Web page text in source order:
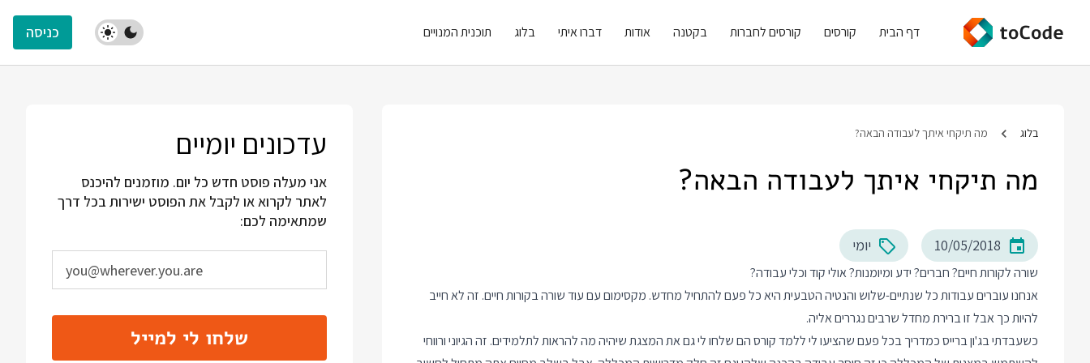
דף הבית קורסים קורסים לחברות בקטנה אודות דברו איתי בלוג תוכנית המנויים כניסה
בלוג מה תיקחי איתך לעבודה הבאה?
מה תיקחי איתך לעבודה הבאה?
10/05/2018 יומי
שורה לקורות חיים? חברים? ידע ומיומנות? אולי קוד וכלי עבודה?
אנחנו עוברים עבודות כל שנתיים-שלוש והנטיה הטבעית היא כל פעם להתחיל מחדש. מקסימום עם עוד שורה בקורות חיים. זה לא חייב
להיות כך אבל זו ברירת מחדל שרבים נגררים אליה.
כשעבדתי בג'ון ברייס כמדריך בכל פעם שהציעו לי ללמד קורס הם שלחו לי גם את המצגת שיהיה מה להראות לתלמידים. זה הגיוני ורווחי
עדכונים יומיים
אני מעלה פוסט חדש כל יום. מוזמנים להיכנס
לאתר לקרוא או לקבל את הפוסט ישירות בכל דרך
שמתאימה לכם:
שלחו לי למייל